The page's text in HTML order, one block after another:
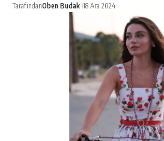
TarafındanOben Budak 18 Ara 2024